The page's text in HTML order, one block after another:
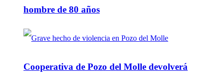
hombre de 80 años
Cooperativa de Pozo del Molle devolverá